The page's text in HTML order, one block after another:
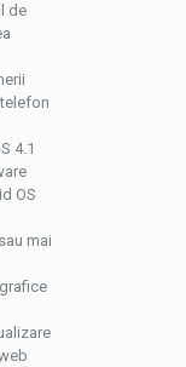
de
4.1
OS
mai